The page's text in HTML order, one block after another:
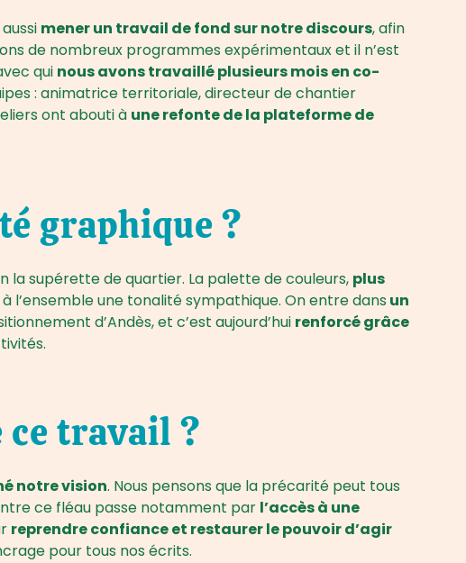
mener un travail de fond sur notre discours, afin
de nombreux programmes expérimentaux et il n’est
qui nous avons travaillé plusieurs mois en co-
: animatrice territoriale, directeur de chantier
ont abouti à une refonte de la plateforme de
graphique ?
la supérette de quartier. La palette de couleurs, plus
l’ensemble une tonalité sympathique. On entre dansun
d’Andès, et c’est aujourd’hui renforcé grâce
ce travail ?
notre vision. Nous pensons que la précarité peut tous
ce fléau passe notamment par l’accès à une
reprendre confiance et restaurer le pouvoir d’agir
pour tous nos écrits.